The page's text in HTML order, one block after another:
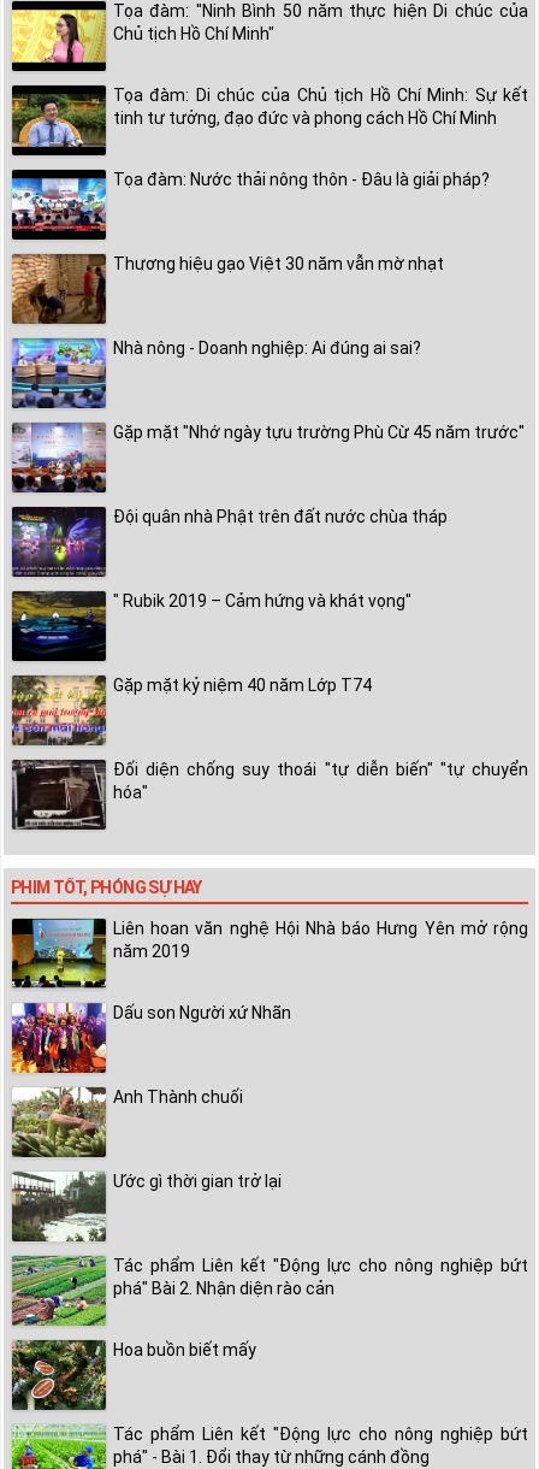
Tọa đàm: "Ninh Bình 50 năm thực hiện Di chúc của
Chủ tịch Hồ Chí Minh"
Tọa đàm: Di chúc của Chủ tịch Hồ Chí Minh: Sự kết
tinh tư tưởng, đạo đức và phong cách Hồ Chí Minh
Tọa đàm: Nước thải nông thôn - Đâu là giải pháp?
Thương hiệu gạo Việt 30 năm vẫn mờ nhạt
Nhà nông - Doanh nghiệp: Ai đúng ai sai?
Gặp mặt "Nhớ ngày tựu trường Phù Cừ 45 năm trước"
Đội quân nhà Phật trên đất nước chùa tháp
" Rubik 2019 – Cảm hứng và khát vọng"
Gặp mặt kỷ niệm 40 năm Lớp T74
Đối diện chống suy thoái "tự diễn biến" "tự chuyển
hóa"
PHIM TỐT, PHÓNG SỰ HAY
Liên hoan văn nghệ Hội Nhà báo Hưng Yên mở rộng
năm 2019
Dấu son Người xứ Nhãn
Anh Thành chuối
Ước gì thời gian trở lại
Tác phẩm Liên kết "Động lực cho nông nghiệp bứt
phá" Bài 2. Nhận diện rào cản
Hoa buồn biết mấy
Tác phẩm Liên kết "Động lực cho nông nghiệp bứt
phá" - Bài 1. Đổi thay từ những cánh đồng